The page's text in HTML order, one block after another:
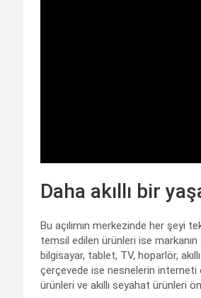
Daha akıllı bir
Bu açılımın merkezinde her şeyi
temsil edilen ürünleri ise
bilgisayar, tablet, TV, hoparlör,
çerçevede ise nesnelerin interneti
ürünleri ve akıllı seyahat ürünleri